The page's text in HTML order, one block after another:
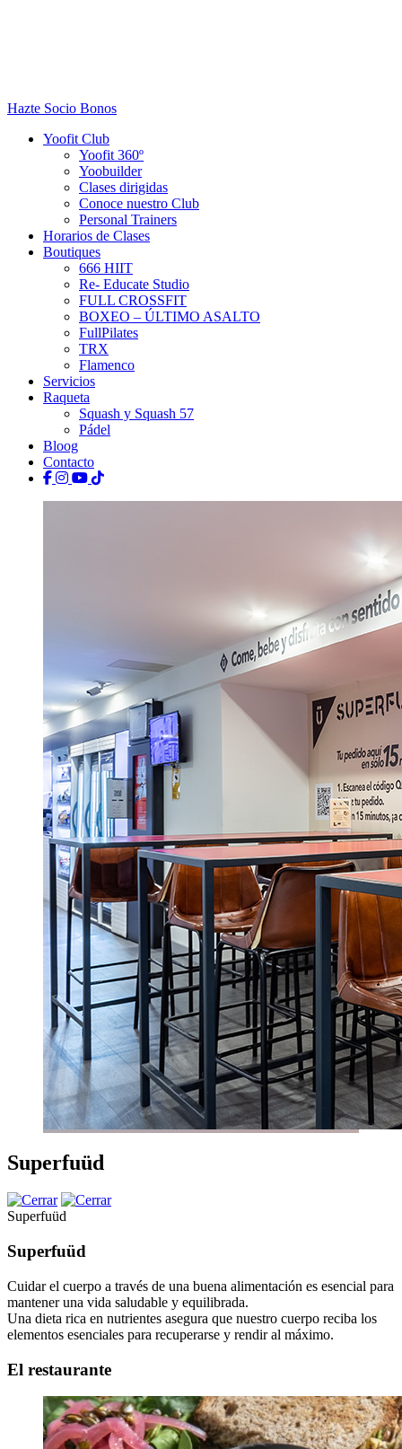
Hazte Socio Bonos
Yoofit Club
Yoofit 360º
Yoobuilder
Clases dirigidas
Conoce nuestro Club
Personal Trainers
Horarios de Clases
Boutiques
666 HIIT
Re- Educate Studio
FULL CROSSFIT
BOXEO – ÚLTIMO ASALTO
FullPilates
TRX
Flamenco
Servicios
Raqueta
Squash y Squash 57
Pádel
Bloog
Contacto
Superfuüd
Superfuüd
Superfuüd
Cuidar el cuerpo a través de una buena alimentación es esencial para
mantener una vida saludable y equilibrada.
Una dieta rica en nutrientes asegura que nuestro cuerpo reciba los
elementos esenciales para recuperarse y rendir al máximo.
El restaurante